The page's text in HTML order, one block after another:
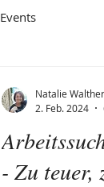
Events
- Zu teuer,
Natalie Walther
2. Feb. 2024